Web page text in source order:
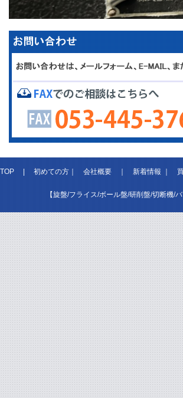
TOP|初めての方｜会社概要｜新着情報｜
【旋盤/フライス/ボール盤/研削盤/切断機/